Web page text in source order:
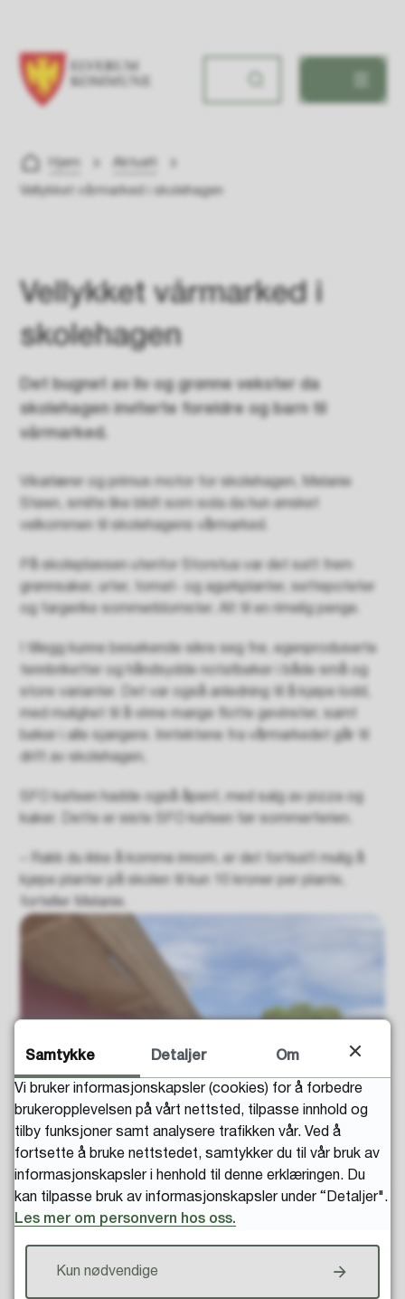
Du er her:
Vellykket vårmarked i skolehagen
Vellykket vårmarked i
skolehagen
Det bugnet av liv og grønne vekster da
skolehagen inviterte foreldre og barn til
vårmarked.
Vikarlærer og primus motor for skolehagen, Melanie
Støen, smilte like blidt som sola da hun ønsket
velkommen til skolehagens vårmarked.
På skoleplassen utenfor Storstua var det satt frem
grønnsaker, urter, tomat- og agurkplanter, settepoteter
og fargerike sommerblomster. Alt til en rimelig penge.
I tillegg kunne besøkende sikre seg frø, egenproduserte
tennbriketter og håndsydde notatbøker i både små og
bøker i alle sjangere. Inntektene fra vårmarkedet går til
SFO kafeen hadde også åpent, med salg av pizza og
kaker. Dette er siste SFO kafeen før sommerferien.
– Rakk du ikke å komme innom, er det fortsatt mulig å
forteller Melanie.
Samtykke Detaljer Om
Vi bruker informasjonskapsler (cookies) for å forbedre
brukeropplevelsen på vårt nettsted, tilpasse innhold og
tilby funksjoner samt analysere trafikken vår. Ved å
fortsette å bruke nettstedet, samtykker du til vår bruk av
informasjonskapsler i henhold til denne erklæringen. Du
kan tilpasse bruk av informasjonskapsler under “Detaljer".
Les mer om personvern hos oss.
Kun nødvendige